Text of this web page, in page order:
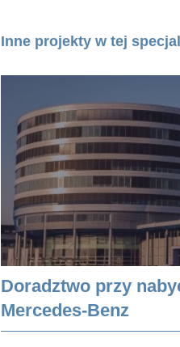
Inne projekty w tej
Doradztwo przy
Mercedes-Benz